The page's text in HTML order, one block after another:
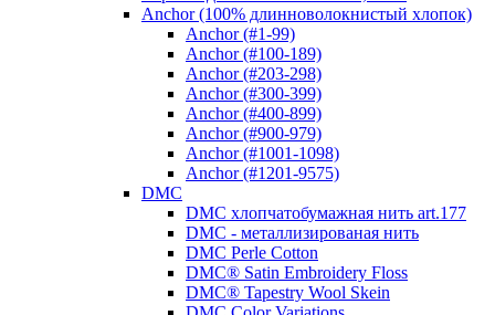
Anchor (100% длинноволокнистый хлопок)
Anchor (#1-99)
Anchor (#100-189)
Anchor (#203-298)
Anchor (#300-399)
Anchor (#400-899)
Anchor (#900-979)
Anchor (#1001-1098)
Anchor (#1201-9575)
DMC
DMC хлопчатобумажная нить art.177
DMC - металлизированая нить
DMC Perle Cotton
DMC® Satin Embroidery Floss
DMC® Tapestry Wool Skein